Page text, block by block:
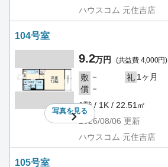
ハウスコム 元住吉店
104号室
写真を見る
9.2万円 (共益費 4,000円)
敷 － 礼 1ヶ月
償 －
1階 / 1K / 22.51㎡
2026/08/06 更新
ハウスコム 元住吉店
105号室